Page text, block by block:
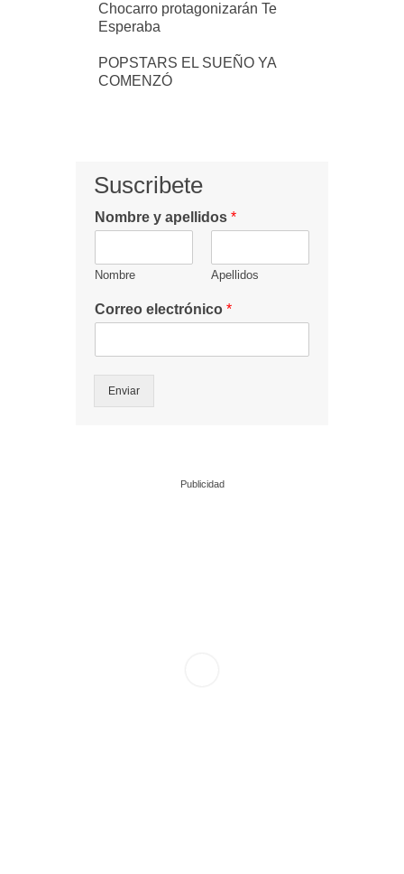
Chocarro protagonizarán Te
Esperaba
POPSTARS EL SUEÑO YA
COMENZÓ
Suscribete
Nombre y apellidos *
Nombre Apellidos
Correo electrónico *
Enviar
Publicidad